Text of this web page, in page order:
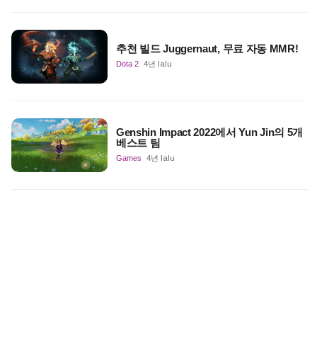
추천 빌드 Juggernaut, 무료 자동 MMR!
Dota 2 4년 lalu
Genshin Impact 2022에서 Yun Jin의 5개
베스트 팀
Games 4년 lalu